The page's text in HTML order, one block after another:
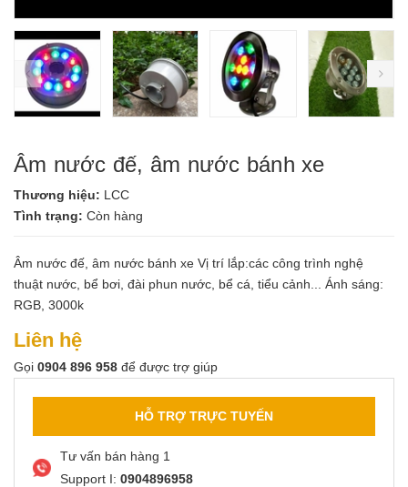
prev
Âm nước đế, âm nước bánh xe
Thương hiệu: LCC
Tình trạng: Còn hàng
Âm nước đế, âm nước bánh xe Vị trí lắp:các công trình nghệ
thuật nước, bể bơi, đài phun nước, bể cá, tiểu cảnh... Ánh sáng:
RGB, 3000k
Liên hệ
Gọi 0904 896 958 để được trợ giúp
HỖ TRỢ TRỰC TUYẾN
Tư vấn bán hàng 1
Support I: 0904896958